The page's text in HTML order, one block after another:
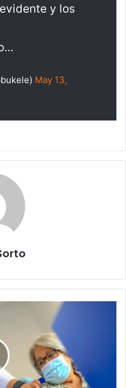
y los
May 13,